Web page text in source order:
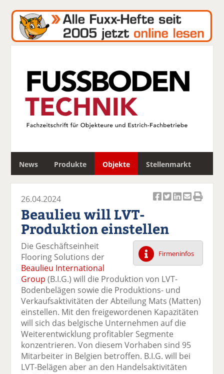
News Produkte Objekte Stellenmarkt
c
k
el
a
uf
ac
e
b
o
o
k
te
il
k
el
t
wi
tt
er
n
el
a
uf
Li
n
k
e
di
n
te
il
e
el
p
er
ai
l
v
er
se
n
d
el
D
ru
n
26.04.2024
Beaulieu will LVT-
Produktion einstellen
Firmeninfos
Die Geschäftseinheit
Flooring Solutions der
Beaulieu International
Group (B.I.G.) will die Produktion von LVT-
Bodenbelägen sowie die Produktions- und
Verkaufsaktivitäten der Abteilung Mats (Matten)
einstellen. Mit den freigewordenen Kapazitäten
will sich das belgische Unternehmen auf die
Weiterentwicklung profitabler Segmente
konzentrieren. Von diesem Vorhaben sind 95
Mitarbeiter in Belgien betroffen. B.I.G. will bei
LVT-Belägen aber an den Handelsaktivitäten